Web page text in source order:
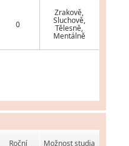
0
Zrakově,
Sluchově,
Tělesně,
Mentálně
Roční Možnost studia